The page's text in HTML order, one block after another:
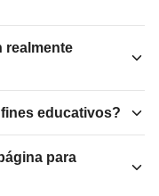
realmente
educativos?
para